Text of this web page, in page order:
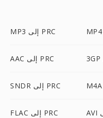
MP3 إلى PRC
AAC إلى PRC
SNDR إلى PRC
FLAC إلى PRC